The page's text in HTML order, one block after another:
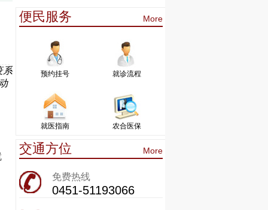
系
便民服务 More
预约挂号 就诊流程
就医指南 农合医保
交通方位 More
免费热线
0451-51193066